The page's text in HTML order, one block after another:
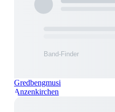
Gredbengmusi
Anzenkirchen